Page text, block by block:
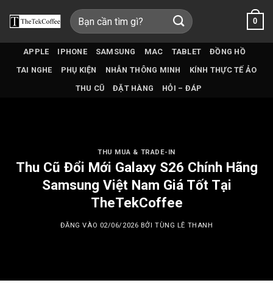
qua
Tìm
kiếm:
0
APPLE IPHONE SAMSUNG MAC TABLET
ĐỒNG HỒ
TAI NGHE
PHỤ KIỆN NHẪN THÔNG MINH
KÍNH THỰC TẾ ẢO
THU CŨ
ĐẶT HÀNG HỎI – ĐÁP
THU MUA & TRADE-IN
Thu Cũ Đổi Mới Galaxy S26 Chính Hãng
Samsung Việt Nam Giá Tốt Tại
TheTekCoffee
ĐĂNG VÀO 02/06/2026 BỞITÙNG LÊ THANH